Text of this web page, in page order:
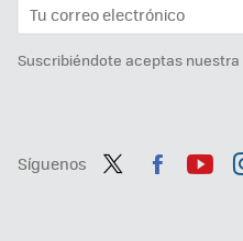
Suscribiéndote aceptas nuestra
Síguenos